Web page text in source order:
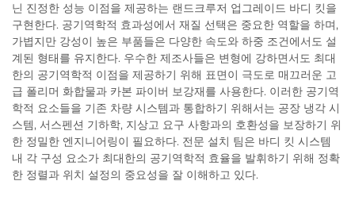
닌 진정한 성능 이점을 제공하는 랜드크루저 업그레이드 바디 킷을
구현한다. 공기역학적 효과성에서 재질 선택은 중요한 역할을 하며,
가볍지만 강성이 높은 부품들은 다양한 속도와 하중 조건에서도 설
계된 형태를 유지한다. 우수한 제조사들은 변형에 강하면서도 최대
한의 공기역학적 이점을 제공하기 위해 표면이 극도로 매끄러운 고
급 폴리머 화합물과 카본 파이버 보강재를 사용한다. 이러한 공기역
학적 요소들을 기존 차량 시스템과 통합하기 위해서는 공장 냉각 시
스템, 서스펜션 기하학, 지상고 요구 사항과의 호환성을 보장하기 위
한 정밀한 엔지니어링이 필요하다. 전문 설치 팀은 바디 킷 시스템
내 각 구성 요소가 최대한의 공기역학적 효율을 발휘하기 위해 정확
한 정렬과 위치 설정의 중요성을 잘 이해하고 있다.